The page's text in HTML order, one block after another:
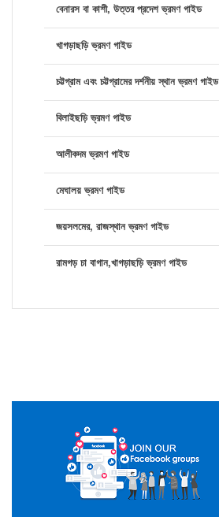
বেনারস বা কাশী, উত্তর প্রদেশ ভ্রমণ গাইড
খাগড়াছড়ি ভ্রমণ গাইড
চট্টগ্রাম এবং চট্টগ্রামের দর্শনীয় স্থান ভ্রমণ গাইড
বিলাইছড়ি ভ্রমণ গাইড
আলীকদম ভ্রমণ গাইড
মেঘালয় ভ্রমণ গাইড
জয়সলমের, রাজস্থান ভ্রমণ গাইড
রামগড় চা বাগান,খাগড়াছড়ি ভ্রমণ গাইড